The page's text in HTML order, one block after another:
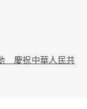
慶祝中華人民共